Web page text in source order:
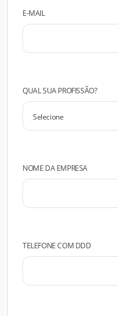
E-MAIL
QUAL SUA PROFISSÃO?
NOME DA EMPRESA
TELEFONE COM DDD